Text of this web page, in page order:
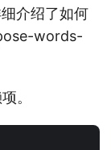
介绍了如何
words-
。